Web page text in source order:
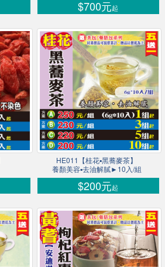
$700元起
HE011【桂花▪黑蕎麥茶】
養顏美容▪去油解膩►10入/組
$200元起